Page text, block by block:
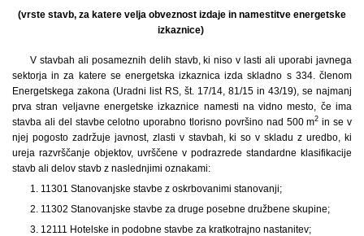
(vrste stavb, za katere velja obveznost izdaje in namestitve energetske
izkaznice)
V stavbah ali posameznih delih stavb, ki niso v lasti ali uporabi javnega
sektorja in za katere se energetska izkaznica izda skladno s 334. členom
Energetskega zakona (Uradni list RS, št. 17/14, 81/15 in 43/19), se najmanj
prva stran veljavne energetske izkaznice namesti na vidno mesto, če ima
stavba ali del stavbe celotno uporabno tlorisno površino nad 500 m2 in se v
njej pogosto zadržuje javnost, zlasti v stavbah, ki so v skladu z uredbo, ki
ureja razvrščanje objektov, uvrščene v podrazrede standardne klasifikacije
stavb ali delov stavb z naslednjimi oznakami:
1. 11301 Stanovanjske stavbe z oskrbovanimi stanovanji;
2. 11302 Stanovanjske stavbe za druge posebne družbene skupine;
3. 12111 Hotelske in podobne stavbe za kratkotrajno nastanitev;